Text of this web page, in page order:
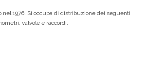
nel 1976. Si occupa di distribuzione dei seguenti
valvole e raccordi.